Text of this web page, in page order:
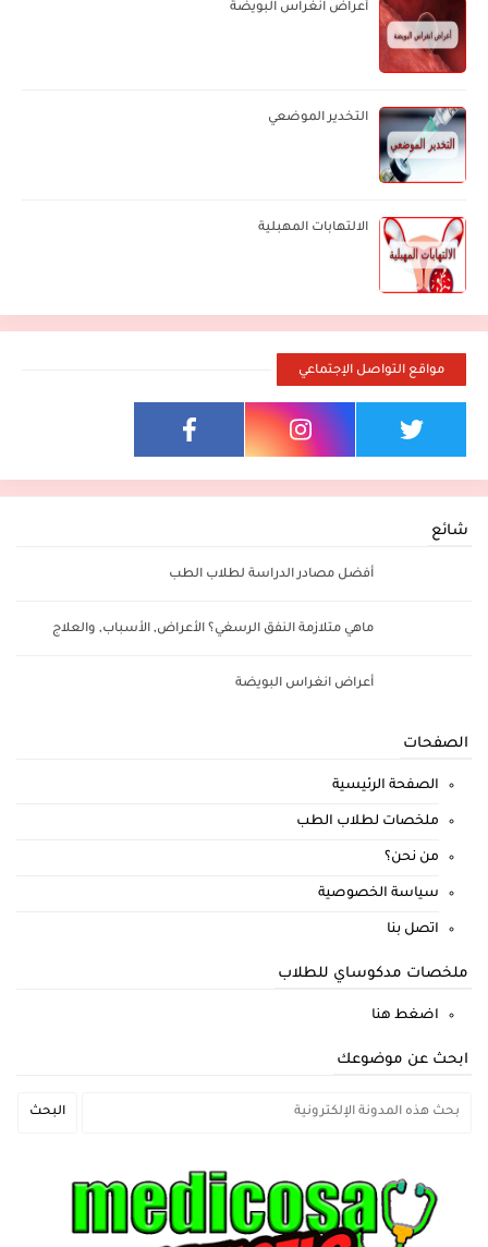
أعراض انغراس البويضة
التخدير الموضعي
الالتهابات المهبلية
مواقع التواصل الإجتماعي
شائع
أفضل مصادر الدراسة لطلاب الطب
ماهي متلازمة النفق الرسغي؟ الأعراض, الأسباب, والعلاج
أعراض انغراس البويضة
الصفحات
الصفحة الرئيسية
ملخصات لطلاب الطب
من نحن؟
سياسة الخصوصية
اتصل بنا
ملخصات مدكوساي للطلاب
اضغط هنا
ابحث عن موضوعك